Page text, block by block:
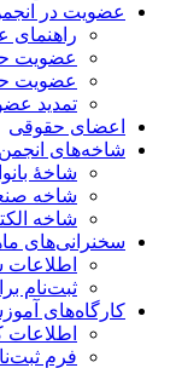
عضویت در انجمن
راهنمای
عضویت
عضویت
تمدید
اعضای حقوقی
شاخه‌های انجمن
شاخۀ
شاخه
شاخه‌
سخنرانی‌های
اطلاعات
ثبت‌نام
کارگاه‌های
اطلاعات
فرم